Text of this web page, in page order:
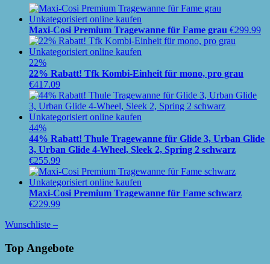
Maxi-Cosi Premium Tragewanne für Fame grau €299.99
22%
22% Rabatt! Tfk Kombi-Einheit für mono, pro grau
€417.09
44%
44% Rabatt! Thule Tragewanne für Glide 3, Urban Glide
3, Urban Glide 4-Wheel, Sleek 2, Spring 2 schwarz
€255.99
Maxi-Cosi Premium Tragewanne für Fame schwarz
€229.99
Wunschliste –
Top Angebote